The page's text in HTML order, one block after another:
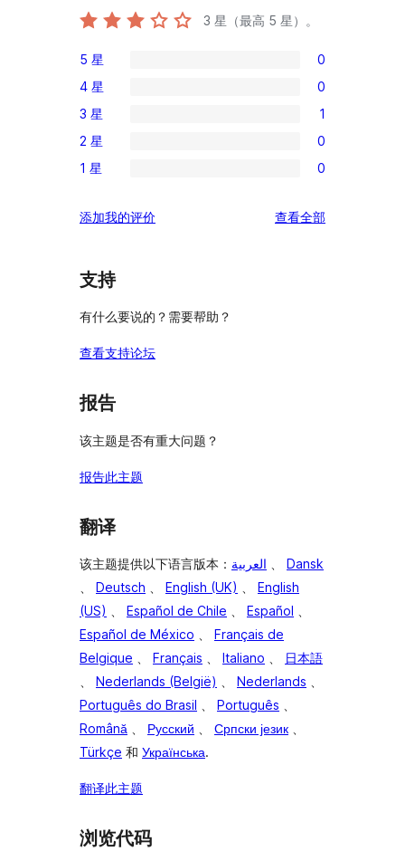
3 星（最高 5 星）。
0
条
5
星
评
5 星 0
0
条
4
星
价
4 星 0
1
条
3
评
3 星 1
0
条
星
价
2 星 0
0
1
评
1 星 0
添加我的评价 查看全部评
支持
有什么要说的？需要帮助？
查看支持论坛
报告
该主题是否有重大问题？
报告此主题
翻译
该主题提供以下语言版本： العربية 、 Dansk
、 Deutsch 、 English (UK) 、 English
(US) 、 Español de Chile 、 Español 、
Español de México 、 Français de
Belgique 、 Français 、 Italiano 、
日本語
、 Nederlands (België) 、 Nederlands 、
Português do Brasil 、 Português 、
Română 、 Русский 、 Српски језик 、
Türkçe 和 Українська.
翻译此主题
浏览代码